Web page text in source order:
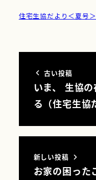
住宅生協だより＜夏号
古い投稿
いま、 生協
る（住宅生
新しい投稿
お家の困った